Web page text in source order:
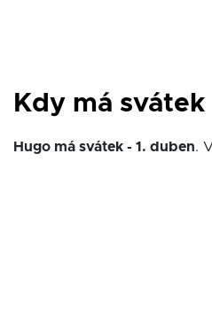
Kdy má svátek
Hugo má svátek - 1. duben.